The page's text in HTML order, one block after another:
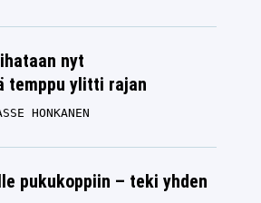
nyt
temppu ylitti rajan
HONKANEN
pukukoppiin – teki yhden